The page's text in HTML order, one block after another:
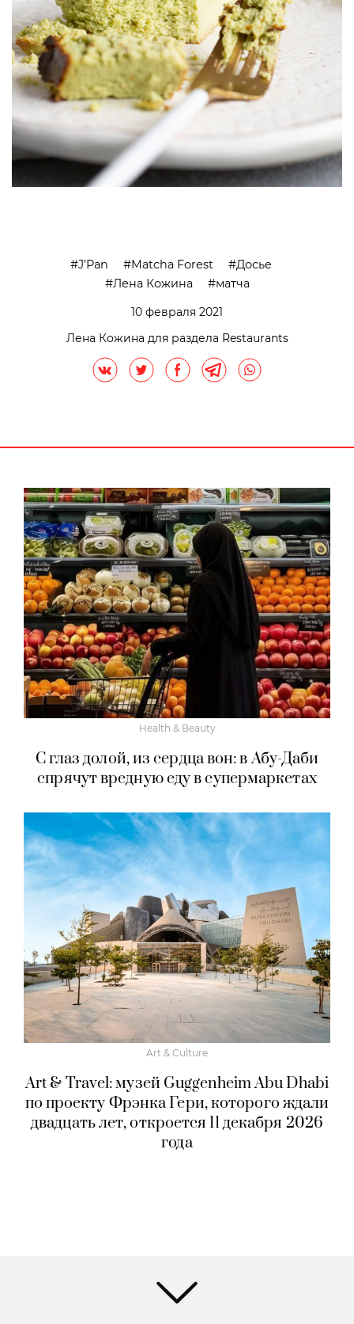
J’Pan Matcha Forest
Досье
Лена Кожина
матча
10 февраля 2021
Лена Кожина для раздела Restaurants
Health & Beauty
С глаз долой, из сердца вон: в Абу-Даби
спрячут вредную еду в супермаркетах
Art & Culture
Art & Travel: музей Guggenheim Abu Dhabi
по проекту Фрэнка Гери, которого ждали
двадцать лет, откроется 11 декабря 2026
года